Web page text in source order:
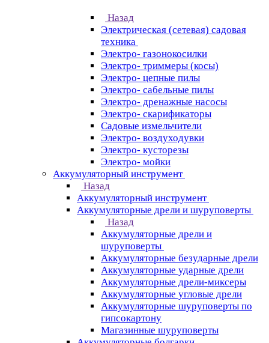
Назад
Электрическая (сетевая) садовая
техника
Электро- газонокосилки
Электро- триммеры (косы)
Электро- цепные пилы
Электро- сабельные пилы
Электро- дренажные насосы
Электро- скарификаторы
Садовые измельчители
Электро- воздуходувки
Электро- кусторезы
Электро- мойки
Аккумуляторный инструмент
Назад
Аккумуляторный инструмент
Аккумуляторные дрели и шуруповерты
Назад
Аккумуляторные дрели и
шуруповерты
Аккумуляторные безударные дрели
Аккумуляторные ударные дрели
Аккумуляторные дрели-миксеры
Аккумуляторные угловые дрели
Аккумуляторные шуруповерты по
гипсокартону
Магазинные шуруповерты